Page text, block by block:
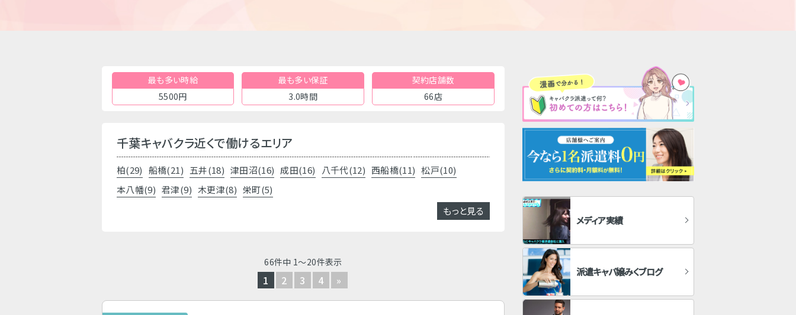
最も多い時給
5500円
最も多い保証
3.0時間
契約店舗数
66店
千葉キャバクラ近くで働けるエリア
柏(29) 船橋(21) 五井(18) 津田沼(16) 成田(16) 八千代(12) 西船橋(11) 松戸(10)
本八幡(9) 君津(9) 木更津(8) 栄町(5)
もっと見る
66件中 1～20件表示
1 2 3 4 »
メディア実績
派遣キャバ嬢みくブログ